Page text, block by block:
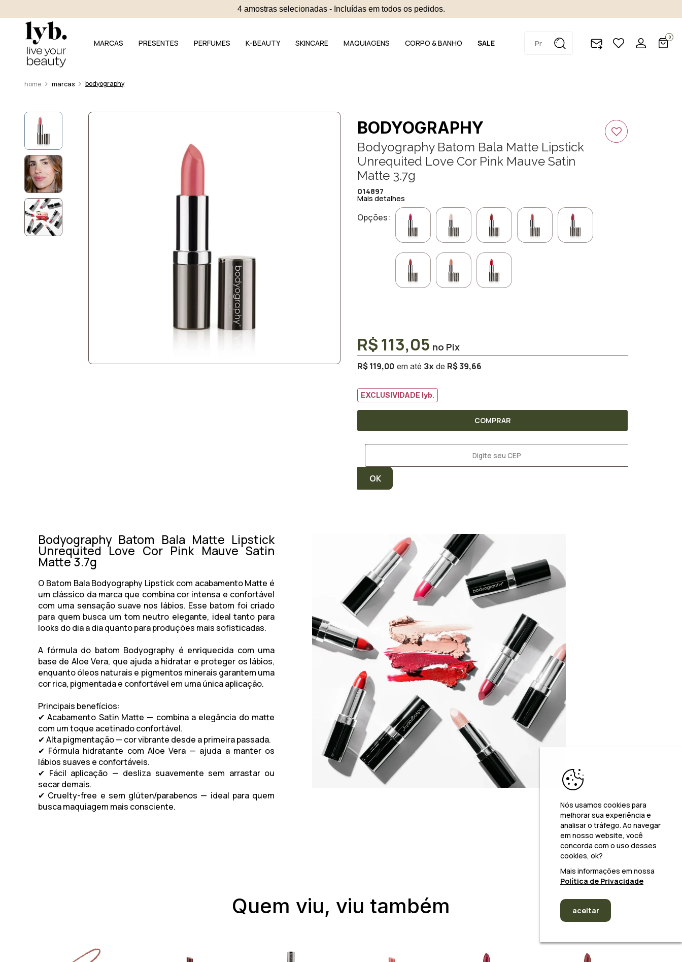
4 amostras selecionadas - Incluídas em todos os pedidos.
MARCAS PRESENTES PERFUMES K-BEAUTY SKINCARE MAQUIAGENS CORPO & BANHO SALE
0
marcas bodyography
BODYOGRAPHY
Bodyography Batom Bala Matte Lipstick
Unrequited Love Cor Pink Mauve Satin
Matte 3.7g
014897
Mais detalhes
Opções:
R$ 119,00 3x R$ 39,66
R$ 113,05
EXCLUSIVIDADE lyb.
COMPRAR
Bodyography Batom Bala Matte Lipstick
Unrequited Love Cor Pink Mauve Satin
Matte 3.7g
O Batom Bala Bodyography Lipstick com acabamento Matte é
um clássico da marca que combina cor intensa e confortável
com uma sensação suave nos lábios. Esse batom foi criado
para quem busca um tom neutro elegante, ideal tanto para
looks do dia a dia quanto para produções mais sofisticadas.
A fórmula do batom Bodyography é enriquecida com uma
base de Aloe Vera, que ajuda a hidratar e proteger os lábios,
enquanto óleos naturais e pigmentos minerais garantem uma
cor rica, pigmentada e confortável em uma única aplicação.
Principais benefícios:
✔ Acabamento Satin Matte — combina a elegância do matte
com um toque acetinado confortável.
✔ Alta pigmentação — cor vibrante desde a primeira passada.
✔ Fórmula hidratante com Aloe Vera — ajuda a manter os
lábios suaves e confortáveis.
✔ Fácil aplicação — desliza suavemente sem arrastar ou
secar demais.
✔ Cruelty-free e sem glúten/parabenos — ideal para quem
busca maquiagem mais consciente.
Quem viu, viu também
Nós usamos cookies para
melhorar sua experiência e
analisar o tráfego. Ao navegar
em nosso website, você
concorda com o uso desses
cookies, ok?
Mais informações em nossa
Política de Privacidade
aceitar